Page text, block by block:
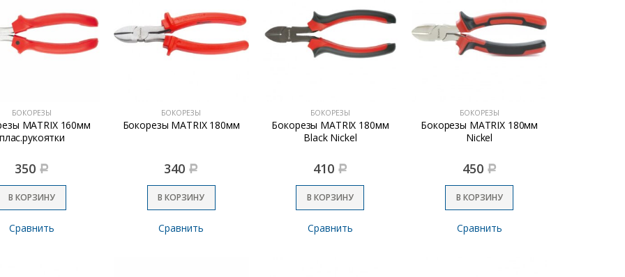
БОКОРЕЗЫ
MATRIX 160мм
350 Р
В КОРЗИНУ
Сравнить
БОКОРЕЗЫ
Бокорезы MATRIX 180мм
340 Р
В КОРЗИНУ
Сравнить
БОКОРЕЗЫ
Бокорезы MATRIX 180мм
Black Nickel
410 Р
В КОРЗИНУ
Сравнить
БОКОРЕЗЫ
Бокорезы MATRIX 180мм
Nickel
450 Р
В КОРЗИНУ
Сравнить